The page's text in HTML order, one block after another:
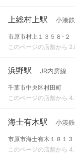
上総村上駅 小湊
市原市村上１３５８-２
このページの店舗から
浜野駅 JR内房線
千葉市中央区村田町
このページの店舗から
海士有木駅 小湊
市原市海士有木１８１３
このページの店舗から